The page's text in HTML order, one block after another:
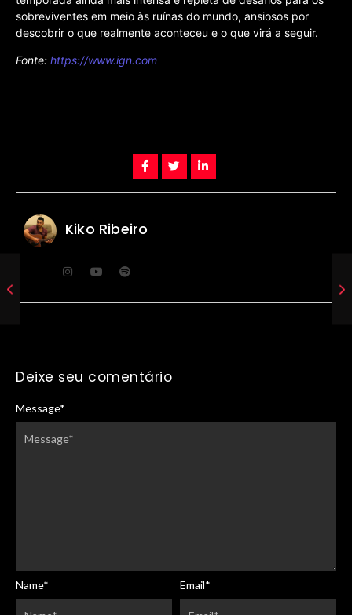
sobreviventes em meio às ruínas do mundo, ansiosos por
descobrir o que realmente aconteceu e o que virá a seguir.
Fonte: https://www.ign.com
Kiko Ribeiro
Deixe seu comentário
Message*
Name* Email*